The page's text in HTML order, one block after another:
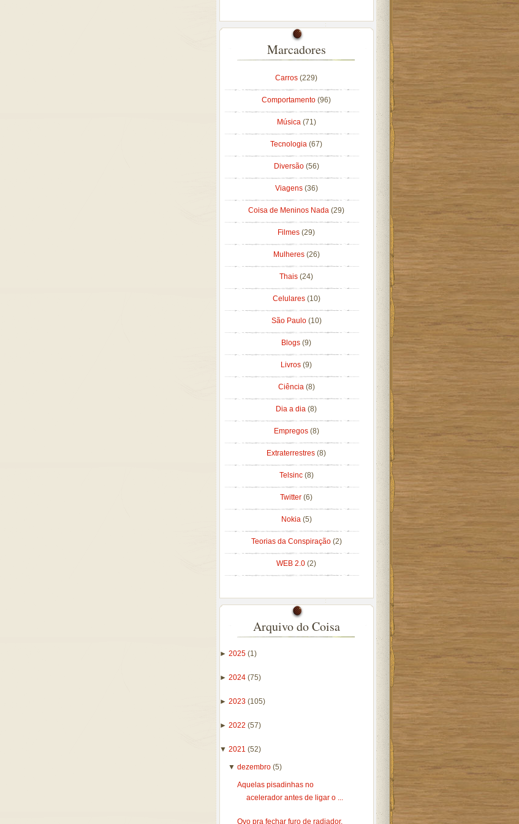
Marcadores
Carros (229)
Comportamento (96)
Música (71)
Tecnologia (67)
Diversão (56)
Viagens (36)
Coisa de Meninos Nada (29)
Filmes (29)
Mulheres (26)
Thais (24)
Celulares (10)
São Paulo (10)
Blogs (9)
Livros (9)
Ciência (8)
Dia a dia (8)
Empregos (8)
Extraterrestres (8)
Telsinc (8)
Twitter (6)
Nokia (5)
Teorias da Conspiração (2)
WEB 2.0 (2)
Arquivo do Coisa
► 2025 (1)
► 2024 (75)
► 2023 (105)
► 2022 (57)
▼ 2021 (52)
▼ dezembro (5)
Aquelas pisadinhas no
acelerador antes de ligar o ...
Ovo pra fechar furo de radiador.